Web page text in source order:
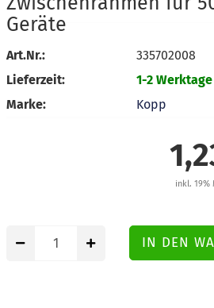
Geräte
Art.Nr.:
335702008
Lieferzeit:
1-2 Werktage
Marke:
Kopp
inkl. 19%